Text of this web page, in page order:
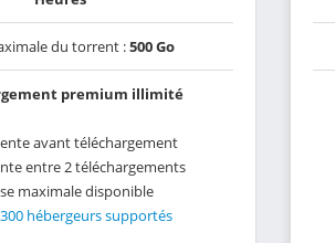
du torrent :500 Go
premium illimité
avant téléchargement
entre 2 téléchargements
maximale disponible
hébergeurs supportés